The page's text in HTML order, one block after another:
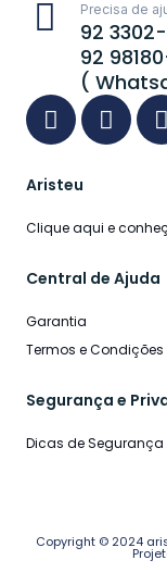
Precisa de
92
92
(
Aristeu
Clique aqui e
Central de Ajuda
Garantia
Termos e Condições
Segurança e
Dicas de Segurança
Copyright © 2024